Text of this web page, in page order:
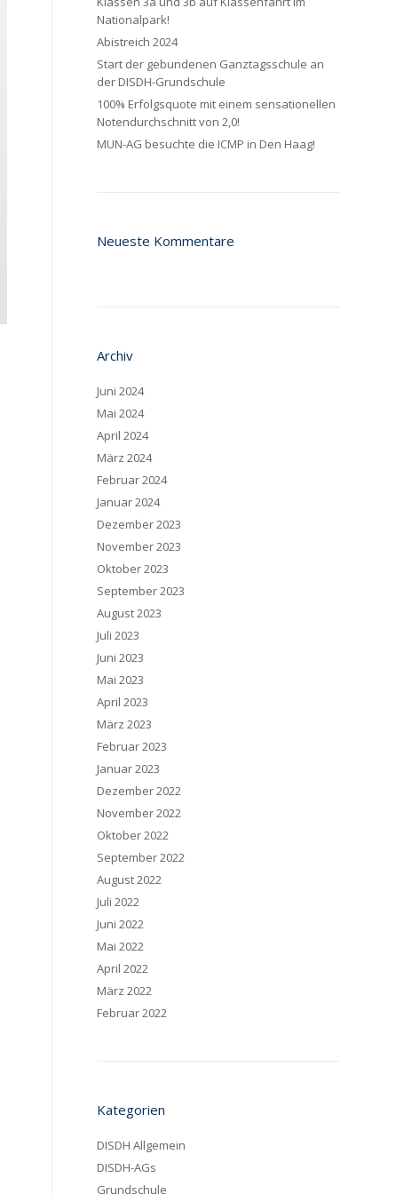
Nationalpark!
Abistreich 2024
Start der gebundenen Ganztagsschule an
der DISDH-Grundschule
100% Erfolgsquote mit einem sensationellen
Notendurchschnitt von 2,0!
MUN-AG besuchte die ICMP in Den Haag!
Neueste Kommentare
Archiv
Juni 2024
Mai 2024
April 2024
März 2024
Februar 2024
Januar 2024
Dezember 2023
November 2023
Oktober 2023
September 2023
August 2023
Juli 2023
Juni 2023
Mai 2023
April 2023
März 2023
Februar 2023
Januar 2023
Dezember 2022
November 2022
Oktober 2022
September 2022
August 2022
Juli 2022
Juni 2022
Mai 2022
April 2022
März 2022
Februar 2022
Kategorien
DISDH Allgemein
DISDH-AGs
Grundschule